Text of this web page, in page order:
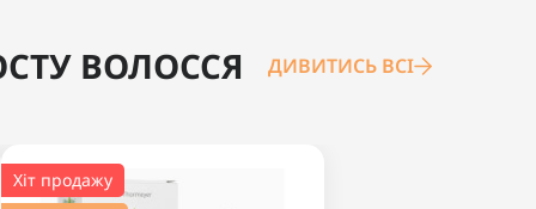
ВОЛОССЯ ДИВИТИСЬ ВСІ
Хіт продажу